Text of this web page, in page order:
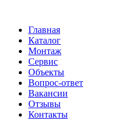
Главная
Каталог
Монтаж
Сервис
Объекты
Вопрос-ответ
Вакансии
Отзывы
Контакты